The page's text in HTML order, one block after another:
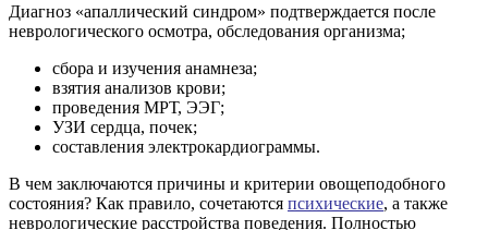
Диагноз «апаллический синдром» подтверждается после
неврологического осмотра, обследования организма;
сбора и изучения анамнеза;
взятия анализов крови;
проведения МРТ, ЭЭГ;
УЗИ сердца, почек;
составления электрокардиограммы.
В чем заключаются причины и критерии овощеподобного
состояния? Как правило, сочетаются психические, а также
неврологические расстройства поведения. Полностью